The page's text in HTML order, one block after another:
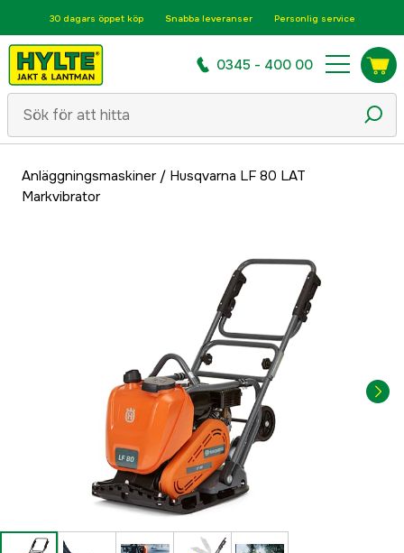
30 dagars öppet köp Snabba leveranser Personlig service
0345 - 400 00
Anläggningsmaskiner/ Husqvarna LF 80 LAT
Markvibrator